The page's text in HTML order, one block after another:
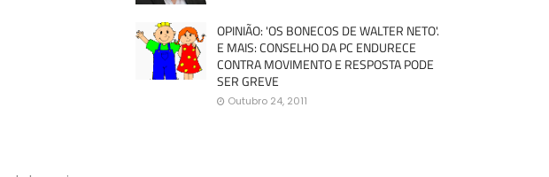
OPINIÃO: 'OS BONECOS DE WALTER NETO'.
E MAIS: CONSELHO DA PC ENDURECE
CONTRA MOVIMENTO E RESPOSTA PODE
SER GREVE
Outubro 24, 2011